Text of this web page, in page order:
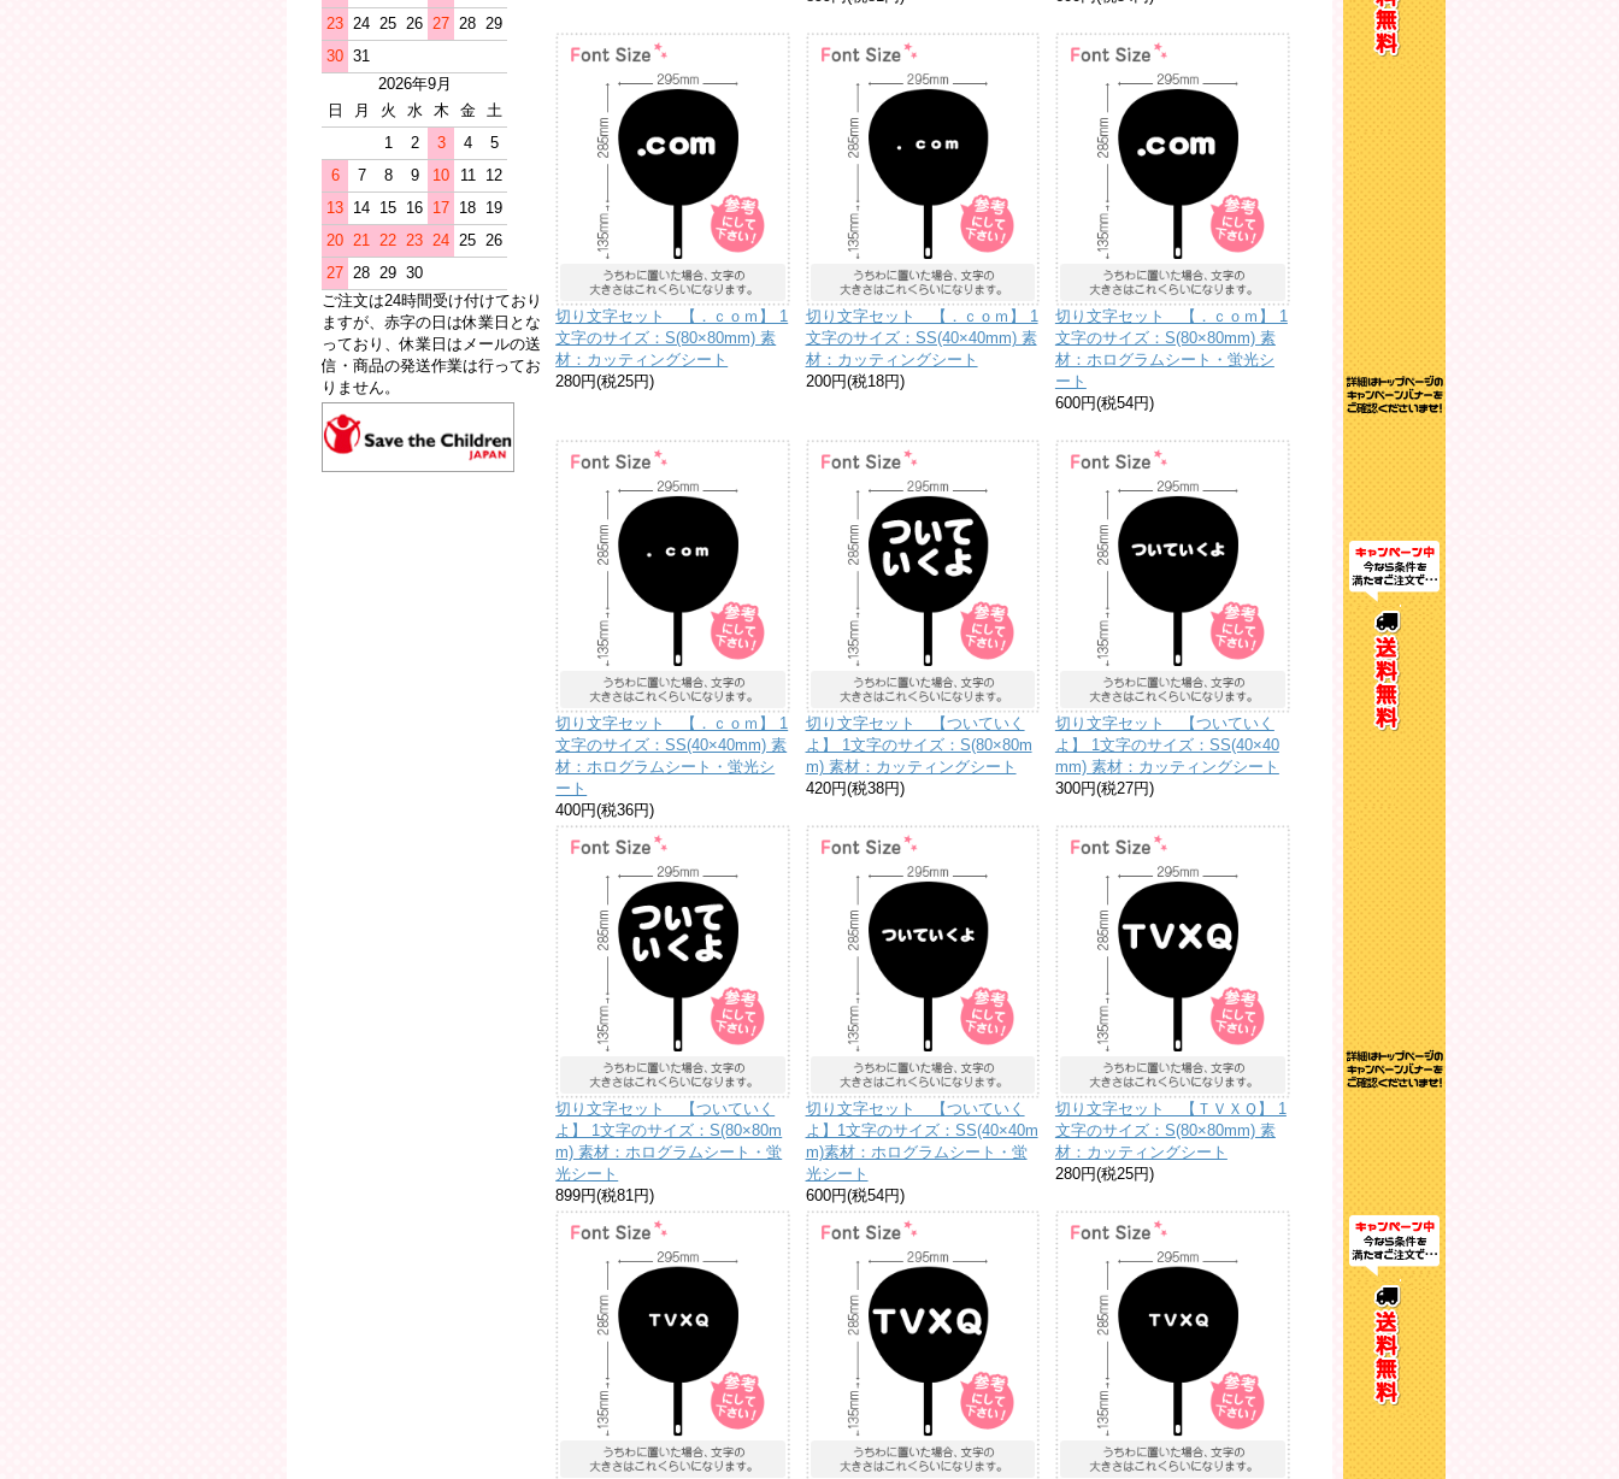
23 24 25 26 27 28 29
30 31
2026年9月
日
月 火 水 木 金
土
1
2 3 4
5
6
7 8 9 10 11
12
13 14 15 16 17 18 19
20 21 22 23 24 25 26
27 28 29 30
ご注文は24時間受け付けており
ますが、赤字の日は休業日とな
っており、休業日はメールの送
信・商品の発送作業は行ってお
りません。
切り文字セット 【．ｃｏｍ】 1
文字のサイズ：S(80×80mm) 素
材：カッティングシート
280円(税25円)
切り文字セット 【．ｃｏｍ】 1
文字のサイズ：SS(40×40mm) 素
材：カッティングシート
200円(税18円)
切り文字セット 【．ｃｏｍ】 1
文字のサイズ：S(80×80mm) 素
材：ホログラムシート・蛍光シ
ート
600円(税54円)
切り文字セット 【．ｃｏｍ】 1
文字のサイズ：SS(40×40mm) 素
材：ホログラムシート・蛍光シ
ート
400円(税36円)
切り文字セット 【ついていく
よ】 1文字のサイズ：S(80×80m
m) 素材：カッティングシート
420円(税38円)
切り文字セット 【ついていく
よ】 1文字のサイズ：SS(40×40
mm) 素材：カッティングシート
300円(税27円)
切り文字セット 【ついていく
よ】 1文字のサイズ：S(80×80m
m) 素材：ホログラムシート・蛍
光シート
899円(税81円)
切り文字セット 【ついていく
よ】1文字のサイズ：SS(40×40m
m)素材：ホログラムシート・蛍
光シート
600円(税54円)
切り文字セット 【ＴＶＸＱ】 1
文字のサイズ：S(80×80mm) 素
材：カッティングシート
280円(税25円)